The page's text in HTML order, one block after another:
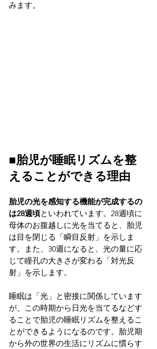
みます。
■胎児が睡眠リズムを整
えることができる理由
胎児の光を感知する機能が完成するの
は28週頃といわれています。28週頃に
母体のお腹越しに光を当てると、胎児
は目を閉じる「瞬目反射」を示しま
す。また、30週になると、光の量に応
じて瞳孔の大きさが変わる「対光反
射」を示します。
睡眠は「光」と密接に関係しています
が、この時期から日光を当てるなどす
ることで胎児の睡眠リズムを整えるこ
とができるようになるのです。胎児期
から外の世界の生活にリズムに慣らす